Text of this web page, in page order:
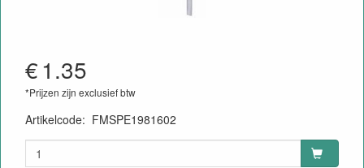
€1.35
*Prijzen zijn exclusief btw
Artikelcode: FMSPE1981602